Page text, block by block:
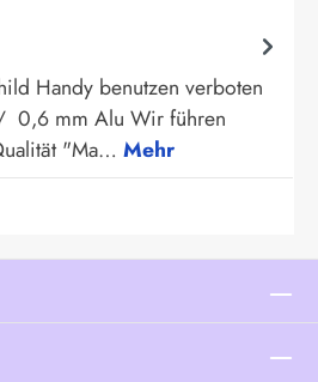
Handy benutzen verboten
0,6 mm Alu Wir führen
"Ma… Mehr